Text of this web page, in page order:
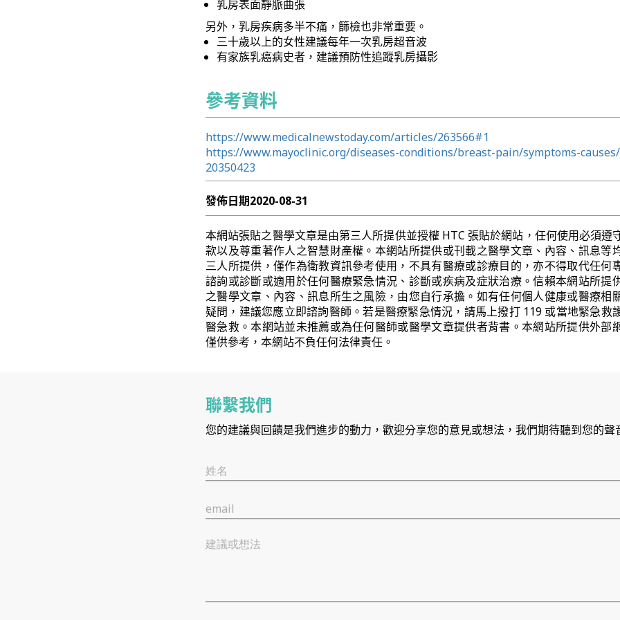
乳房表面靜脈曲張
另外，乳房疾病多半不痛，篩檢也非常重要。
三十歲以上的女性建議每年一次乳房超音波
有家族乳癌病史者，建議預防性追蹤乳房攝影
參考資料
https://www.medicalnewstoday.com/articles/263566#1
https://www.mayoclinic.org/diseases-conditions/breast-pain/symptoms-
20350423
發佈日期2020-08-31
本網站張貼之醫學文章是由第三人所提供並授權 HTC 張貼於網站，任何使用必須遵
款以及尊重著作人之智慧財產權。本網站所提供或刊載之醫學文章、內容、訊息等
三人所提供，僅作為衛教資訊參考使用，不具有醫療或診療目的，亦不得取代任何
諮詢或診斷或適用於任何醫療緊急情況、診斷或疾病及症狀治療。信賴本網站所提
之醫學文章、內容、訊息所生之風險，由您自行承擔。如有任何個人健康或醫療相
疑問，建議您應立即諮詢醫師。若是醫療緊急情況，請馬上撥打 119 或當地緊急救
醫急救。本網站並未推薦或為任何醫師或醫學文章提供者背書。本網站所提供外部
僅供參考，本網站不負任何法律責任。
聯繫我們
您的建議與回饋是我們進步的動力，歡迎分享您的意見或想法，我們期待聽到您的聲
姓名
email
建議或想法